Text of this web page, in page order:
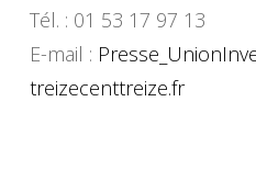
Tél. : 01 53 17 97 13
E-mail :
treizecenttreize.fr